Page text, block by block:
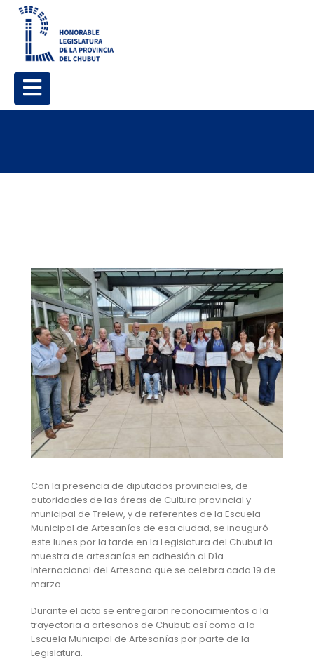
Con la presencia de diputados provinciales, de
autoridades de las áreas de Cultura provincial y
municipal de Trelew, y de referentes de la Escuela
Municipal de Artesanías de esa ciudad, se inauguró
este lunes por la tarde en la Legislatura del Chubut la
muestra de artesanías en adhesión al Día
Internacional del Artesano que se celebra cada 19 de
marzo.
Durante el acto se entregaron reconocimientos a la
trayectoria a artesanos de Chubut; así como a la
Escuela Municipal de Artesanías por parte de la
Legislatura.